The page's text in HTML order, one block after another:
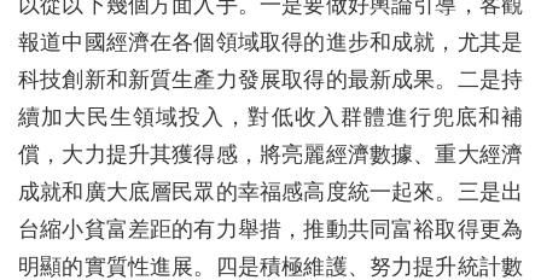
以從以下幾個方面入手。一是要做好輿論引導，客觀
報道中國經濟在各個領域取得的進步和成就，尤其是
科技創新和新質生產力發展取得的最新成果。二是持
續加大民生領域投入，對低收入群體進行兜底和補
償，大力提升其獲得感，將亮麗經濟數據、重大經濟
成就和廣大底層民眾的幸福感高度統一起來。三是出
台縮小貧富差距的有力舉措，推動共同富裕取得更為
明顯的實質性進展。四是積極維護、努力提升統計數